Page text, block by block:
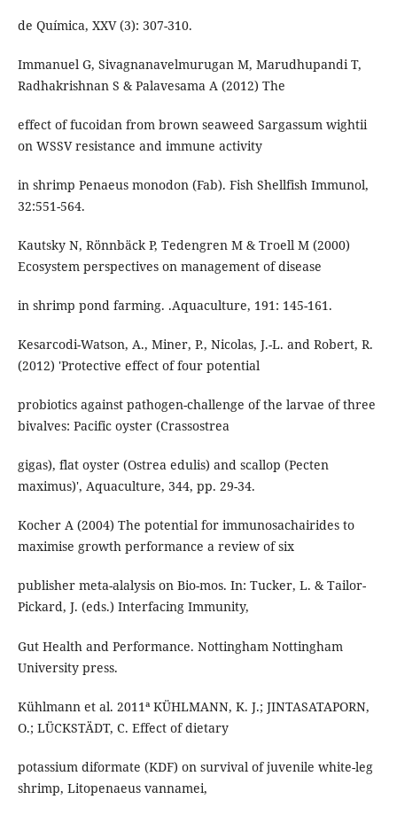
de Química, XXV (3): 307-310.
Immanuel G, Sivagnanavelmurugan M, Marudhupandi T,
Radhakrishnan S & Palavesama A (2012) The
effect of fucoidan from brown seaweed Sargassum wightii
on WSSV resistance and immune activity
in shrimp Penaeus monodon (Fab). Fish Shellfish Immunol,
32:551-564.
Kautsky N, Rönnbäck P, Tedengren M & Troell M (2000)
Ecosystem perspectives on management of disease
in shrimp pond farming. .Aquaculture, 191: 145-161.
Kesarcodi-Watson, A., Miner, P., Nicolas, J.-L. and Robert, R.
(2012) 'Protective effect of four potential
probiotics against pathogen-challenge of the larvae of three
bivalves: Pacific oyster (Crassostrea
gigas), flat oyster (Ostrea edulis) and scallop (Pecten
maximus)', Aquaculture, 344, pp. 29-34.
Kocher A (2004) The potential for immunosachairides to
maximise growth performance a review of six
publisher meta-alalysis on Bio-mos. In: Tucker, L. & Tailor-
Pickard, J. (eds.) Interfacing Immunity,
Gut Health and Performance. Nottingham Nottingham
University press.
Kühlmann et al. 2011ª KÜHLMANN, K. J.; JINTASATAPORN,
O.; LÜCKSTÄDT, C. Effect of dietary
potassium diformate (KDF) on survival of juvenile white-leg
shrimp, Litopenaeus vannamei,